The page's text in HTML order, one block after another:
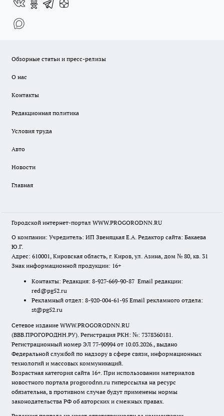
Обзорные статьи и пресс-релизы
О нас
Контакты
Редакционная политика
Условия труда
Авто
Новости
Главная
Городской интернет-портал WWW.PROGORODNN.RU
О компании: Учредитель: ИП Звеняцкая Е.А. Редактор сайта: Бакаева
Ю.Г.
Адрес: 610001, Кировская область, г. Киров, ул. Азина, дом № 80, кв. 31
Знак информационной продукции: 16+
Контакты: Редакция: 8-927-669-90-87 Email редакции:
red@pg52.ru
Рекламный отдел: 8-920-004-61-95 Email рекламного отдела:
st@pg52.ru
Сетевое издание WWW.PROGORODNN.RU
(ВВВ.ПРОГОРОДНН.РУ). Регистрация РКН: №: 7378360181.
Регистрационный номер ЭЛ 77-90994 от 10.03.2026., выдано
Федеральной службой по надзору в сфере связи, информационных
технологий и массовых коммуникаций.
Возрастная категория сайта 16+. При использовании материалов
новостного портала progorodnn.ru гиперссылка на ресурс
обязательна, в противном случае будут применены нормы
законодательства РФ об авторских и смежных правах.